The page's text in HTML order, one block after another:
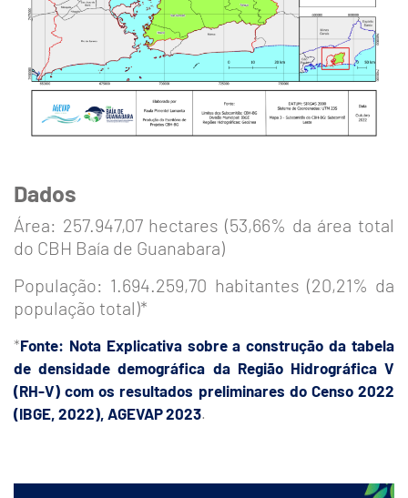
Dados
Área: 257.947,07 hectares (53,66% da área total
do CBH Baía de Guanabara)
População: 1.694.259,70 habitantes (20,21% da
população total)*
*Fonte: Nota Explicativa sobre a construção da tabela
de densidade demográfica da Região Hidrográfica V
(RH-V) com os resultados preliminares do Censo 2022
(IBGE, 2022), AGEVAP 2023.